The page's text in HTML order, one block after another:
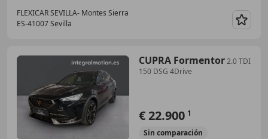
FLEXICAR SEVILLA- Montes Sierra
ES-41007 Sevilla
CUPRA Formentor2.0 TDI
150 DSG 4Drive
€ 22.900 1
Sin comparación